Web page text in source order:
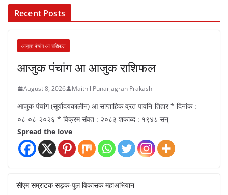
Recent Posts
आजुक पंचांग आ राशिफल
आजुक पंचांग आ आजुक राशिफल
August 8, 2026 Maithil Punarjagran Prakash
आजुक पंचांग (सूर्योदयकालीन) आ साप्ताहिक व्रत पावनि-तिहार * दिनांक :
०८-०८-२०२६ * विक्रम संवत : २०८३ शकाब्द : १९४८ सन्
Spread the love
सीएम सम्राटक सड़क-पुल विकासक महाअभियान